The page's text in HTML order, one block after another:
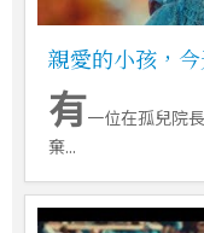
親愛的小孩，
有一位在孤兒院
棄...